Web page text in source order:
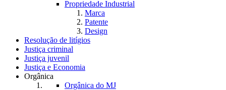
Propriedade Industrial
Marca
Patente
Design
Resolução de litígios
Justiça criminal
Justiça juvenil
Justiça e Economia
Orgânica
Orgânica do MJ